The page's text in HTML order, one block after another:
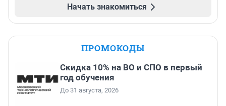
Начать знакомиться
ПРОМОКОДЫ
Скидка 10% на ВО и СПО в первый
год обучения
До 31 августа, 2026